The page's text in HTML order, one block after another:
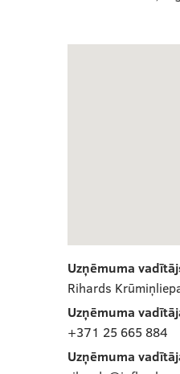
Uzņēmuma
Rihards
Uzņēmuma
+371 25 665 884
Uzņēmuma